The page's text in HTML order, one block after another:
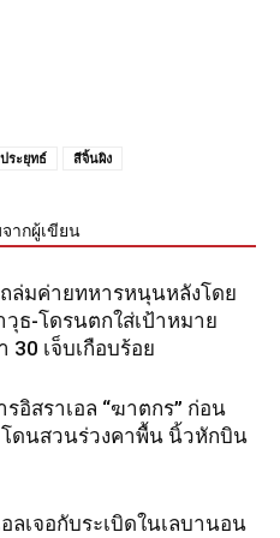
ระยุทธ์ สีจิ้นผิง
จากผู้เขียน
ล่มค่ายทหารหนุนหลังโดย
ธ-โดรนตกใส่เป้าหมาย
30 เจ็บเกือบร้อย
อิสราเอล “ฆาตกร” ก่อน
ดนสวนร่วงคาพื้น นิ้วหักบิน
ลเจอกับระเบิดในเลบานอน